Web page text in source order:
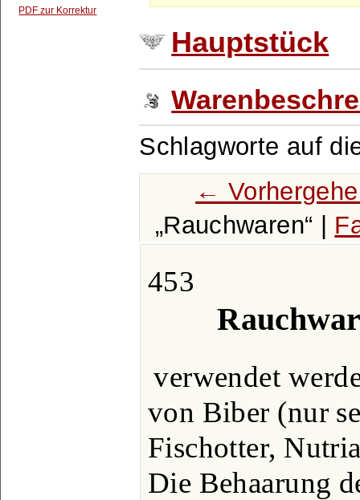
PDF zur Korrektur
Hauptstück
Schlagworte auf
←
Rauchwaren
|
453
verwendet
von Biber (nur
Fischotter,
Die Behaarung